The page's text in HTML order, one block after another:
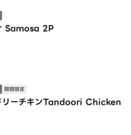
Samosa 2P
リーチキンTandoori Chicken
期間限定